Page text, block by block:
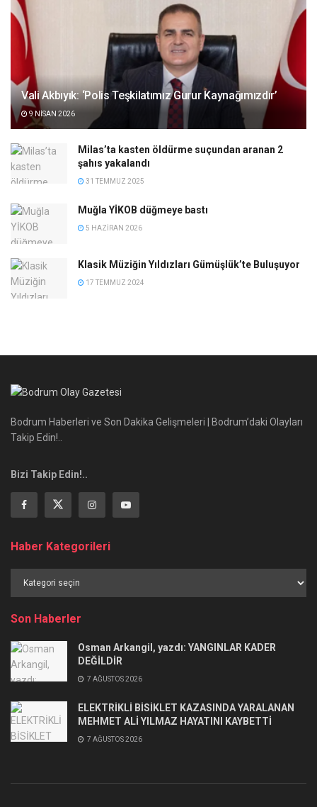
Vali Akbıyık: ‘Polis Teşkilatımız Gurur Kaynağımızdır’
9 NISAN 2026
Milas’ta kasten öldürme suçundan aranan 2
şahıs yakalandı
31 TEMMUZ 2025
Muğla YİKOB düğmeye bastı
5 HAZIRAN 2026
Klasik Müziğin Yıldızları Gümüşlük’te Buluşuyor
17 TEMMUZ 2024
Bodrum Haberleri ve Son Dakika Gelişmeleri | Bodrum’daki Olayları
Takip Edin!..
Bizi Takip Edin!..
Haber Kategorileri
Kategorileri
Son Haberler
Osman Arkangil, yazdı: YANGINLAR KADER
DEĞİLDİR
7 AĞUSTOS 2026
ELEKTRİKLİ BİSİKLET KAZASINDA YARALANAN
MEHMET ALİ YILMAZ HAYATINI KAYBETTİ
7 AĞUSTOS 2026